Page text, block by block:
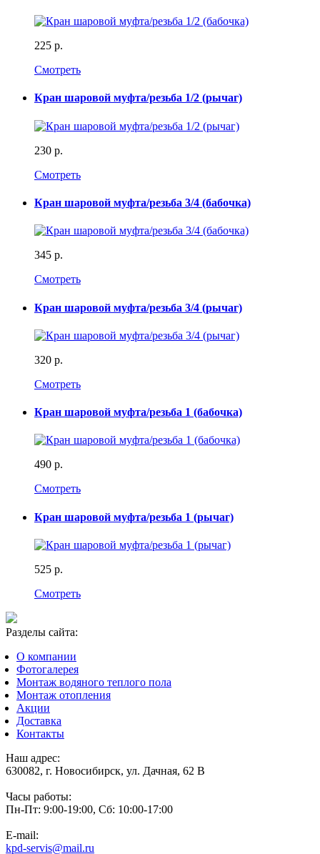
225 р.
Смотреть
Кран шаровой муфта/резьба 1/2 (рычаг)
230 р.
Смотреть
Кран шаровой муфта/резьба 3/4 (бабочка)
345 р.
Смотреть
Кран шаровой муфта/резьба 3/4 (рычаг)
320 р.
Смотреть
Кран шаровой муфта/резьба 1 (бабочка)
490 р.
Смотреть
Кран шаровой муфта/резьба 1 (рычаг)
525 р.
Смотреть
Разделы сайта:
О компании
Фотогалерея
Монтаж водяного теплого пола
Монтаж отопления
Акции
Доставка
Контакты
Наш адрес:
630082, г. Новосибирск, ул. Дачная, 62 В
Часы работы:
Пн-Пт: 9:00-19:00, Сб: 10:00-17:00
E-mail:
kpd-servis@mail.ru